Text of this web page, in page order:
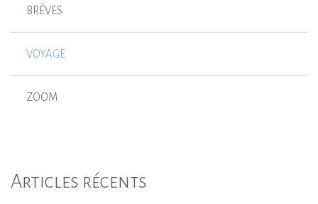
BRÈVES
VOYAGE
ZOOM
Articles récents